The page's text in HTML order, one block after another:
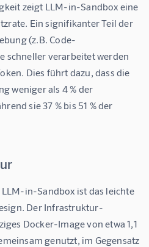
zeigt LLM-in-Sandbox eine
Ein signifikanter Teil der
(z.B. Code-
schneller verarbeitet werden
Dies führt dazu, dass die
weniger als 4 % der
sie 37 % bis 51 % der
in-Sandbox ist das leichte
Der Infrastruktur-
Docker-Image von etwa 1,1
genutzt, im Gegensatz